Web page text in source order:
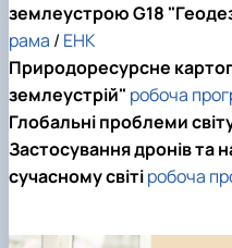
землеустрою G18
рама / ЕНК
Природоресурсне
землеустрій" робоча
Глобальні проблеми
Застосування дронів та
сучасному світіробоча